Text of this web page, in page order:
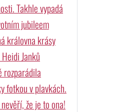
Takhle vypadá
jubileem
královna krásy
Janků
rozparádila
fotkou v plavkách.
že je to ona!